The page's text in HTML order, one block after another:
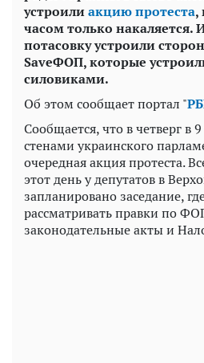
устроилиакцию протеста,
часом только накаляется.
потасовку устроили
SaveФОП, которые
силовиками.
Об этом сообщает портал "
Сообщается, что в четверг в
стенами украинского
очередная акция протеста.
этот день у депутатов в
запланировано заседание,
рассматривать правки по
законодательные акты и